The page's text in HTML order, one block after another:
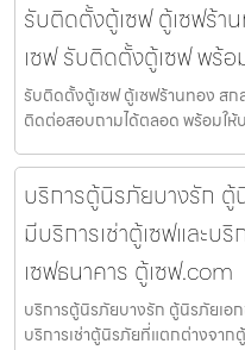
รับติดตั้งตู้เซฟ ตู้เซฟร้า
เซฟ รับติดตั้งตู้เซฟ พร้
รับติดตั้งตู้เซฟ ตู้เซฟร้านทอง ส
ติดต่อสอบถามได้ตลอด พร้อมให้
บริการตู้นิรภัยบางรัก ตู้
มีบริการเช่าตู้เซฟและบ
เซฟธนาคาร ตู้เซฟ.com
บริการตู้นิรภัยบางรัก ตู้นิรภัยเอก
บริการเช่าตู้นิรภัยที่แตกต่างจาก